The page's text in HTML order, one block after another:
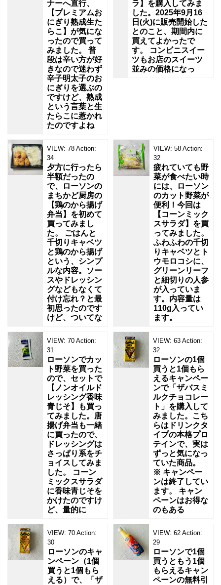
ナーへ直行、
【プレミアムお
にぎり熟成生た
らこ】が気にな
ったので買って
みました。 普
段は辛い方が好
きなので迷わず
辛子明太子のお
にぎりを選ぶの
ですけど、熟成
という言葉と生
たらこに惹かれ
たのですよね
ラ】を購入してみま
した。2025年9月16
日(火)に販売開始した
とのこと、期間内に
買えてよかったで
す。 コンビニスイー
ツもお店のスイーツ
並みの価格になっ
VIEW: 78 Action:
34
夕方に行ったら
半額だったの
で、ローソンの
まちかど厨房の
【鶏のから揚げ
弁当】を初めて
買ってみまし
た。 ごはんと
千切りキャベツ
と鶏のから揚げ
という、シンプ
ルな内容。ソー
スやドレッシン
グなどもなくて
付け忘れ？と最
初思ったのです
けど、ついてな
VIEW: 58 Action:
32
疲れていても野
菜が食べたい時
には、ローソン
のカット野菜が
便利！今回は
【コーンミック
スサラダ】を買
ってみました。
ふわふわの千切
りキャベツとト
ウモロコシに、
グリーンリーフ
と細切りの人参
が入っていま
す。内容量は
110g入ってい
ます。
VIEW: 70 Action:
31
ローソンでカッ
ト野菜を買った
ので、セットで
【ノンオイルド
レッシング香味
青じそ】も買っ
てみました。唐
揚げ弁当も一緒
に買ったので、
ドレッシングは
さっぱり系をチ
ョイスしてみま
した。 コーン
ミックスサラダ
に香味青じそを
かけたのですけ
ど、量的に
VIEW: 63 Action:
32
ローソンの1個
買うと1個もら
えるキャンペー
ンで「ザバスミ
ルクチョコレー
ト」を購入して
みました。こち
らはドリンクタ
イプの本格プロ
テインで、実は
ずっと気になっ
ていた商品。
※ キャンペー
ンは終了してい
ます。 キャン
ペーンはお得な
のもある
VIEW: 70 Action:
30
ローソンのキャ
ンペーン（1個
買うと1個もら
える）で、「ザ
VIEW: 62 Action:
29
ローソンで1個
買うともう1個
もらえるキャン
ペーンの無料引